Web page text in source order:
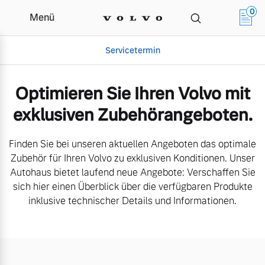
Aktuelle Zubehörangebote |
Menü
Servicetermin
Aktuelle Zubehörangebote
Über uns
Optimieren Sie Ihren Volvo mit
exklusiven Zubehörangeboten.
Finden Sie bei unseren aktuellen Angeboten das optimale
Zubehör für Ihren Volvo zu exklusiven Konditionen. Unser
Autohaus bietet laufend neue Angebote: Verschaffen Sie
sich hier einen Überblick über die verfügbaren Produkte
inklusive technischer Details und Informationen.
0